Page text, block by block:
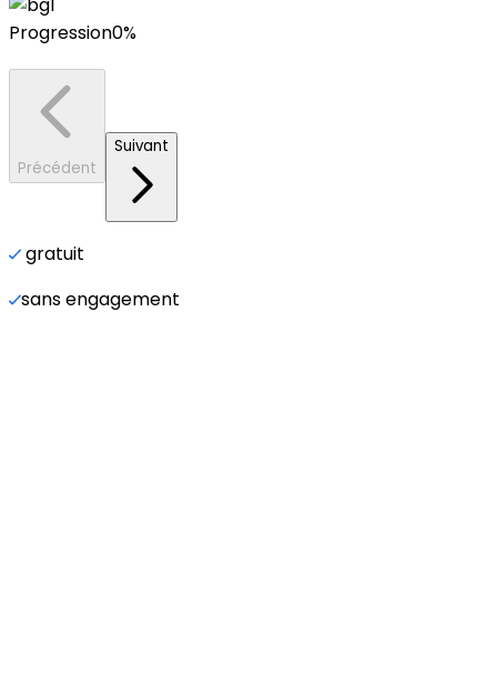
Progression0%
Précédent
Suivant
gratuit
sans engagement